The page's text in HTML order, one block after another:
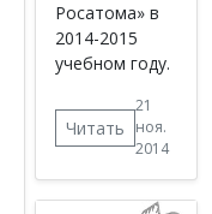
Росатома» в
2014-2015
учебном году.
Читать
21
ноя.
2014